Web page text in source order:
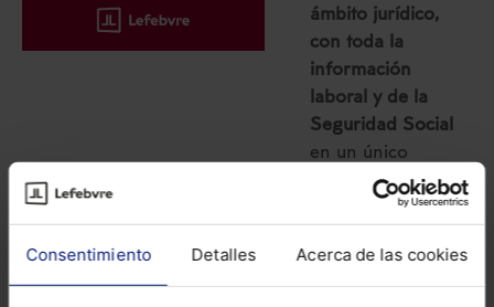
Consentimiento Detalles Acerca de las cookies
ámbito jurídico,
con toda la
información
laboral y de la
Seguridad Social
en un único
volumen.
Incluye el estudio
de todas las
novedades y